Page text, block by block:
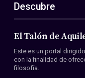
ES
EN
Acerca de nosotros
Miembros
Convenios
Descubre
El Talón de
Este es un portal
con la finalidad de
filosofía.